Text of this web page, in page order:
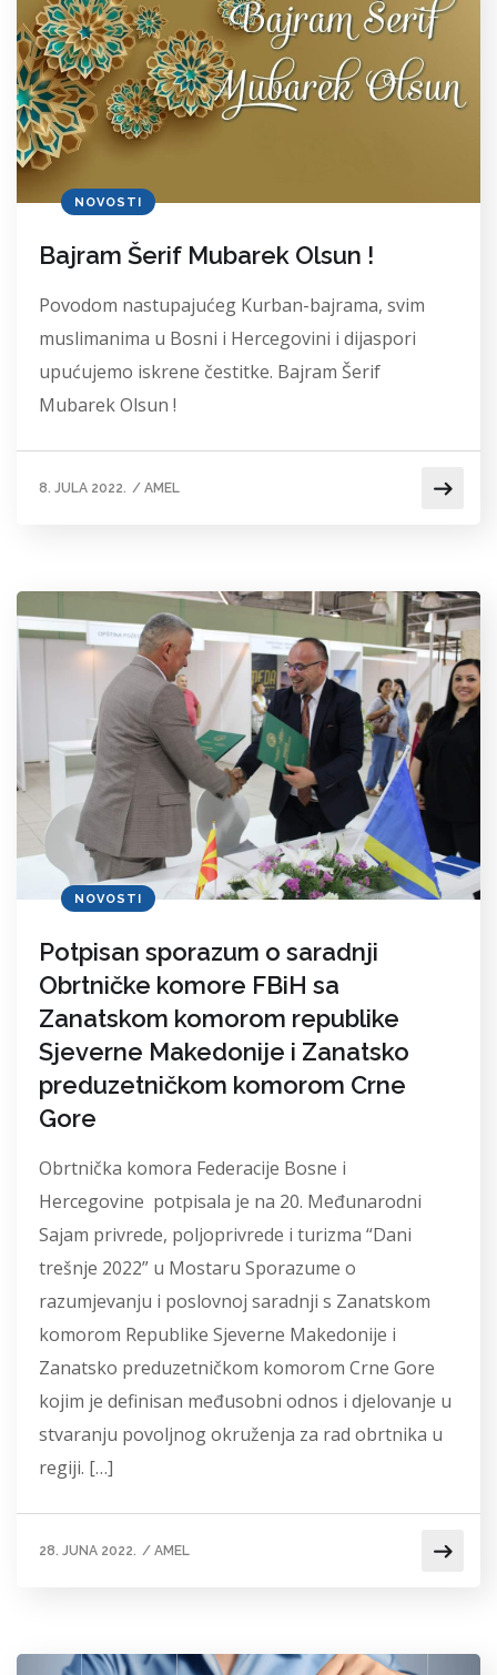
NOVOSTI
Bajram Šerif Mubarek Olsun !
Povodom nastupajućeg Kurban-bajrama, svim
muslimanima u Bosni i Hercegovini i dijaspori
upućujemo iskrene čestitke. Bajram Šerif
Mubarek Olsun !
8. JULA 2022. / AMEL
NOVOSTI
Potpisan sporazum o saradnji
Obrtničke komore FBiH sa
Zanatskom komorom republike
Sjeverne Makedonije i Zanatsko
preduzetničkom komorom Crne
Gore
Obrtnička komora Federacije Bosne i
Hercegovine potpisala je na 20. Međunarodni
Sajam privrede, poljoprivrede i turizma “Dani
trešnje 2022” u Mostaru Sporazume o
razumjevanju i poslovnoj saradnji s Zanatskom
komorom Republike Sjeverne Makedonije i
Zanatsko preduzetničkom komorom Crne Gore
kojim je definisan međusobni odnos i djelovanje u
stvaranju povoljnog okruženja za rad obrtnika u
regiji. […]
28. JUNA 2022. / AMEL